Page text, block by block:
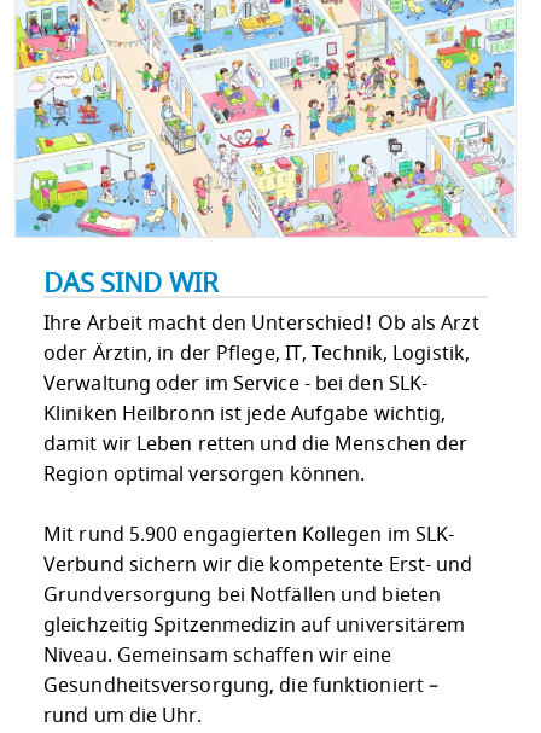
DAS SIND WIR
Ihre Arbeit macht den Unterschied! Ob als Arzt
oder Ärztin, in der Pflege, IT, Technik, Logistik,
Verwaltung oder im Service - bei den SLK-
Kliniken Heilbronn ist jede Aufgabe wichtig,
damit wir Leben retten und die Menschen der
Region optimal versorgen können.
Mit rund 5.900 engagierten Kollegen im SLK-
Verbund sichern wir die kompetente Erst- und
Grundversorgung bei Notfällen und bieten
gleichzeitig Spitzenmedizin auf universitärem
Niveau. Gemeinsam schaffen wir eine
Gesundheitsversorgung, die funktioniert –
rund um die Uhr.